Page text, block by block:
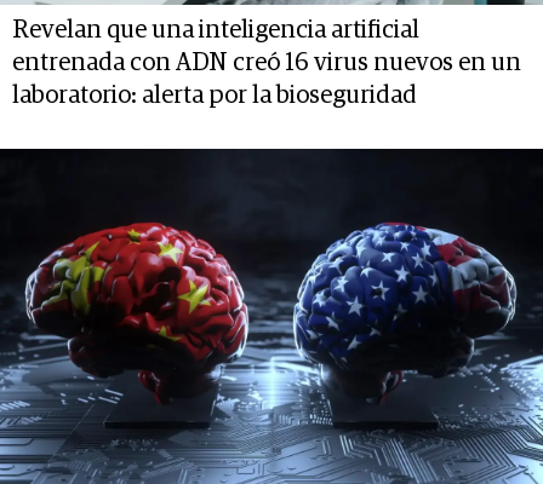
Revelan que una inteligencia artificial
entrenada con ADN creó 16 virus nuevos en un
laboratorio: alerta por la bioseguridad